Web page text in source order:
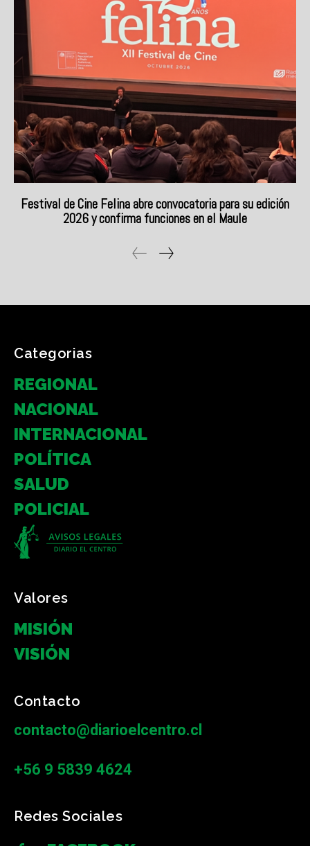
Categorias
REGIONAL
NACIONAL
INTERNACIONAL
POLÍTICA
SALUD
POLICIAL
Valores
MISIÓN
VISIÓN
Contacto
contacto@diarioelcentro.cl
+56 9 5839 4624
Redes Sociales